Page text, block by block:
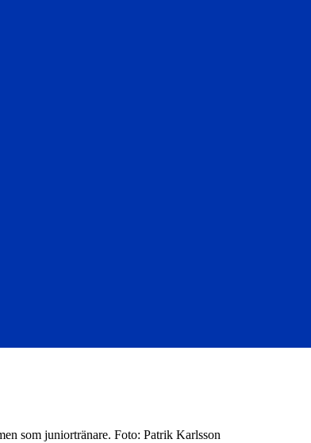
som juniortränare. Foto: Patrik Karlsson